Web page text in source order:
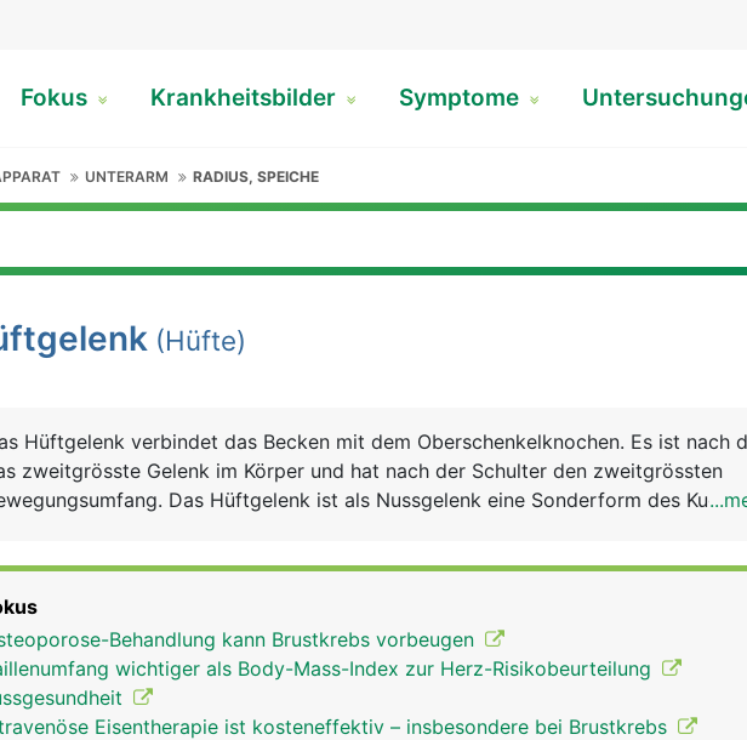
Fokus Krankheitsbilder Symptome
UNTERARM RADIUS, SPEICHE
(Hüfte)
Hüftgelenk verbindet das Becken mit dem Oberschenkelknochen. Es ist nach
zweitgrösste Gelenk im Körper und hat nach der Schulter den zweitgrössten
Das Hüftgelenk ist als Nussgelenk eine Sonderform des
bezogen und in Gelenkschmiere eingebettet. Das Hüftgelenk wird
Gelenkkapsel umgeben und durch kräftige Bänder und den umliegenden
Die Bewegung des Beines wird durch das Zusammenspiel von Gelenk,
Muskeln ermöglicht.
Behandlung kann Brustkrebs vorbeugen
wichtiger als Body-Mass-Index zur Herz-Risikobeurteilung
Eisentherapie ist kosteneffektiv – insbesondere bei Brustkrebs